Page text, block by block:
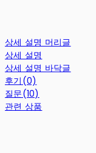
상세 설명 머리글
상세 설명
상세 설명 바닥글
후기(0)
질문(10)
관련 상품